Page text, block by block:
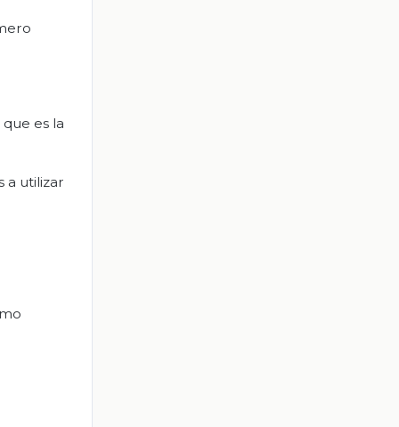
es la
a utilizar